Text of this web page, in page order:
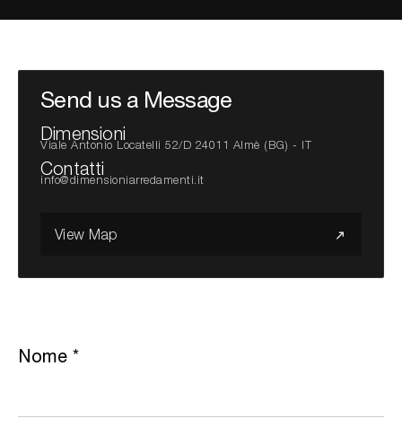
Send us a Message
Dimensioni
Viale Antonio Locatelli 52/D 24011 Almè (BG) - IT
Contatti
info@dimensioniarredamenti.it
View Map
Nome*